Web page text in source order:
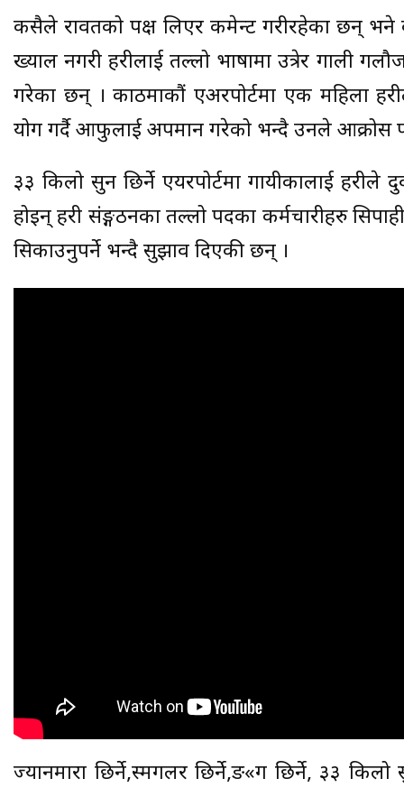
कसैले रावतको पक्ष लिएर कमेन्ट गरीरहेका छन्
ख्याल नगरी प्रहरीलाई तल्लो भाषामा उत्रेर गाली
गरेका छन् । काठमाकौं एअरपोर्टमा एक महिला
प्रयोग गर्दै आफुलाई अपमान गरेको भन्दै उनले आक्रोस
३३ किलो सुन छिर्ने एयरपोर्टमा गायीकालाई प्रहरीले
होइन् प्रहरी संङ्गठनका तल्लो पदका कर्मचारीहरु
सिकाउनुपर्ने भन्दै सुझाव दिएकी छन् ।
ज्यानमारा छिर्ने,स्मगलर छिर्ने,ङ«ग छिर्ने, ३३